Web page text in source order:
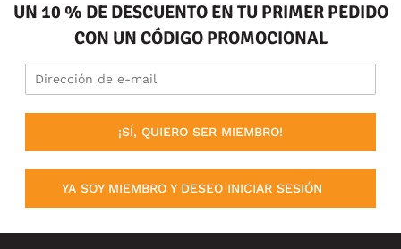
UN 10 % DE DESCUENTO EN TU PRIMER PEDIDO
CON UN CÓDIGO PROMOCIONAL
¡SÍ, QUIERO SER MIEMBRO!
YA SOY MIEMBRO Y DESEO INICIAR SESIÓN